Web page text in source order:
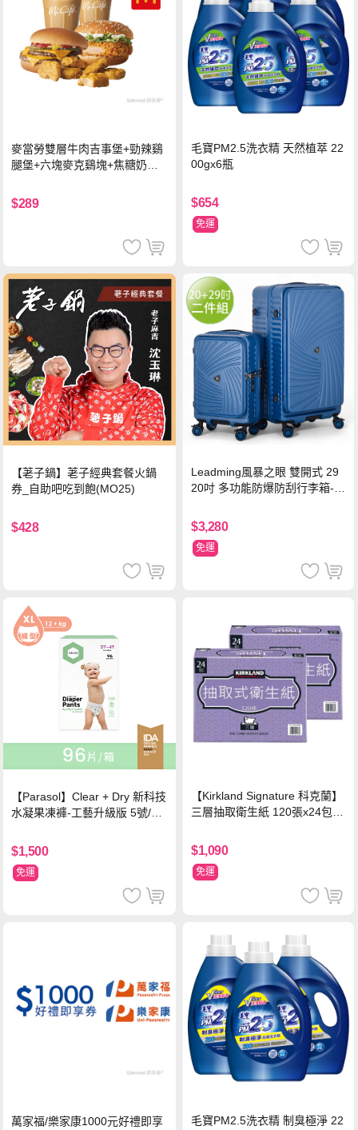
麥當勞雙層牛肉吉事堡+勁辣鷄
腿堡+六塊麥克鷄塊+焦糖奶茶
$289
毛寶PM2.5洗衣精 天然植萃 22
00gx6瓶
$654
免運
【荖子鍋】荖子經典套餐火鍋
券_自助吧吃到飽(MO25)
$428
Leadming風暴之眼 雙開式 29
20吋 多功能防爆防刮行李箱-海
$3,280
免運
【Parasol】Clear + Dry 新科技
水凝果凍褲-工藝升級版 5號/XL
$1,500
免運
【Kirkland Signature 科克蘭】
三層抽取衛生紙 120張x24包x2
$1,090
免運
萬家福/樂家康1000元好禮即享
毛寶PM2.5洗衣精 制臭極淨 22